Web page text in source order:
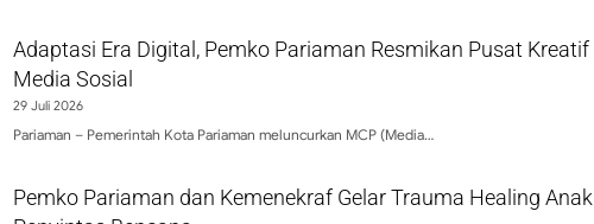
Adaptasi Era Digital, Pemko Pariaman Resmikan Pusat Kreatif
Media Sosial
29 Juli 2026
Pariaman – Pemerintah Kota Pariaman meluncurkan MCP (Media…
Pemko Pariaman dan Kemenekraf Gelar Trauma Healing Anak